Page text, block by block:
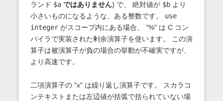
ランド $a ではありません) で、 絶対値が $bより
小さいものになるような、ある整数です。 use
integerがスコープ内にある場合、 "%" は C コン
パイラで実装された剰余演算子を使います。 この演
算子は被演算子が負の場合の挙動が不確実ですが、
より高速です。
二項演算子の "x" は繰り返し演算子です。 スカラコ
ンテキストまたは左辺値が括弧で括られていない場